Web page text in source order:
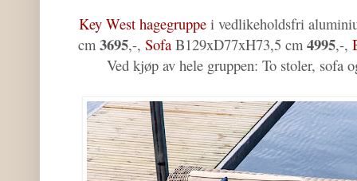
Key West hagegruppe i vedlikeholdsfri
cm 3695,-, Sofa B129xD77xH73,5 cm 4995,-,
Ved kjøp av hele gruppen: To stoler, sofa